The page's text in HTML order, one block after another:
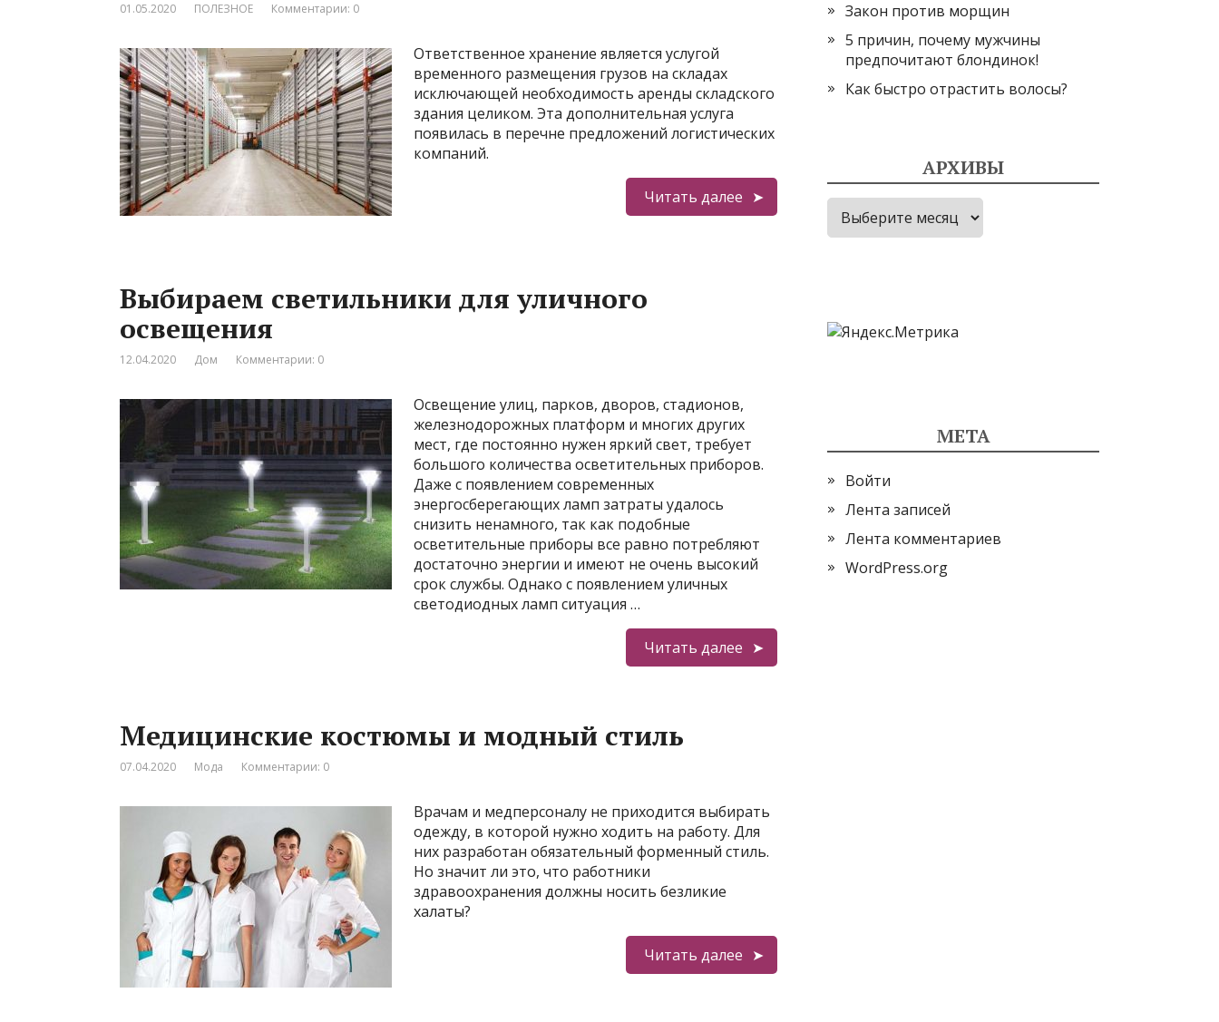
01.05.2020 ПОЛЕЗНОЕ Комментарии: 0
Ответственное хранение является услугой
временного размещения грузов на складах
исключающей необходимость аренды складского
здания целиком. Эта дополнительная услуга
появилась в перечне предложений логистических
компаний.
Читать далее
Выбираем светильники для уличного
освещения
12.04.2020 Дом Комментарии: 0
Освещение улиц, парков, дворов, стадионов,
железнодорожных платформ и многих других
мест, где постоянно нужен яркий свет, требует
большого количества осветительных приборов.
Даже с появлением современных
энергосберегающих ламп затраты удалось
снизить ненамного, так как подобные
осветительные приборы все равно потребляют
достаточно энергии и имеют не очень высокий
срок службы. Однако с появлением уличных
светодиодных ламп ситуация …
Читать далее
Медицинские костюмы и модный стиль
07.04.2020 Мода Комментарии: 0
Врачам и медперсоналу не приходится выбирать
одежду, в которой нужно ходить на работу. Для
них разработан обязательный форменный стиль.
Но значит ли это, что работники
здравоохранения должны носить безликие
халаты?
Читать далее
Закон против морщин
5 причин, почему мужчины
предпочитают блондинок!
Как быстро отрастить волосы?
АРХИВЫ
Архивы
МЕТА
Войти
Лента записей
Лента комментариев
WordPress.org